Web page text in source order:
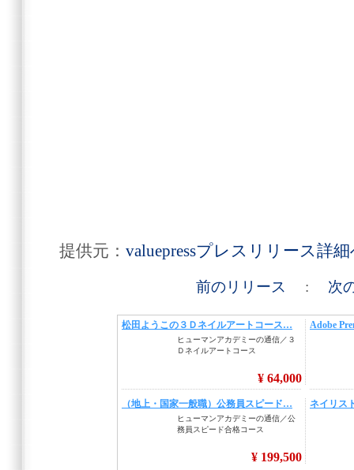
提供元： valuepressプレスリリース詳
前のリリース : 次